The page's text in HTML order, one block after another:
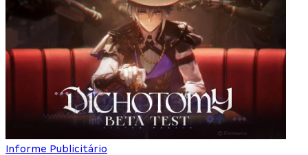
Informe Publicitário